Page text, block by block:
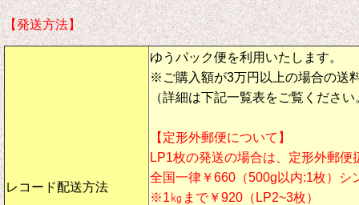
【発送方法】
レコード配送方法
ゆうパック便を利用いたします。
※ご購入額が3万円以上の場合の送
（詳細は下記一覧表をご覧ください
【定形外郵便について】
LP1枚の発送の場合は、定形外郵便
全国一律￥660（500g以内:1枚）シ
※1㎏まで￥920（LP2~3枚）